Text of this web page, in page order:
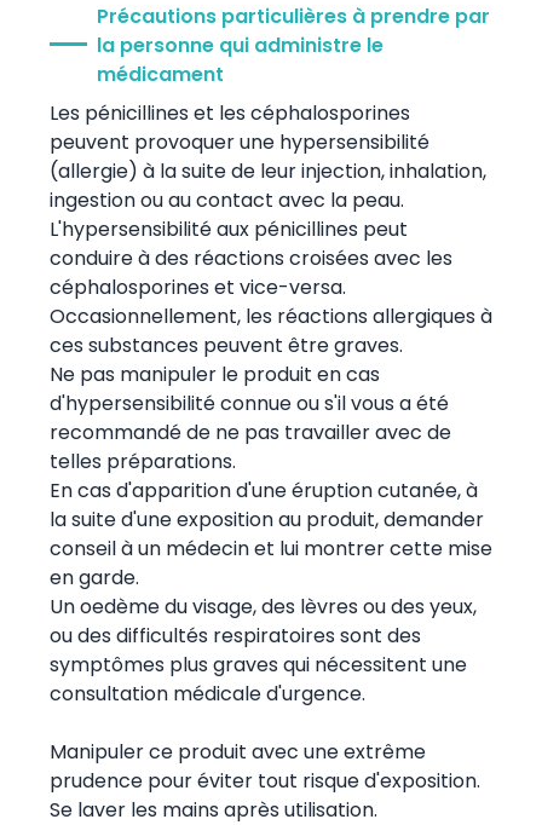
Précautions particulières à prendre par
la personne qui administre le
médicament
Les pénicillines et les céphalosporines
peuvent provoquer une hypersensibilité
(allergie) à la suite de leur injection, inhalation,
ingestion ou au contact avec la peau.
L'hypersensibilité aux pénicillines peut
conduire à des réactions croisées avec les
céphalosporines et vice-versa.
Occasionnellement, les réactions allergiques à
ces substances peuvent être graves.
Ne pas manipuler le produit en cas
d'hypersensibilité connue ou s'il vous a été
recommandé de ne pas travailler avec de
telles préparations.
En cas d'apparition d'une éruption cutanée, à
la suite d'une exposition au produit, demander
conseil à un médecin et lui montrer cette mise
en garde.
Un oedème du visage, des lèvres ou des yeux,
ou des difficultés respiratoires sont des
symptômes plus graves qui nécessitent une
consultation médicale d'urgence.
Manipuler ce produit avec une extrême
prudence pour éviter tout risque d'exposition.
Se laver les mains après utilisation.